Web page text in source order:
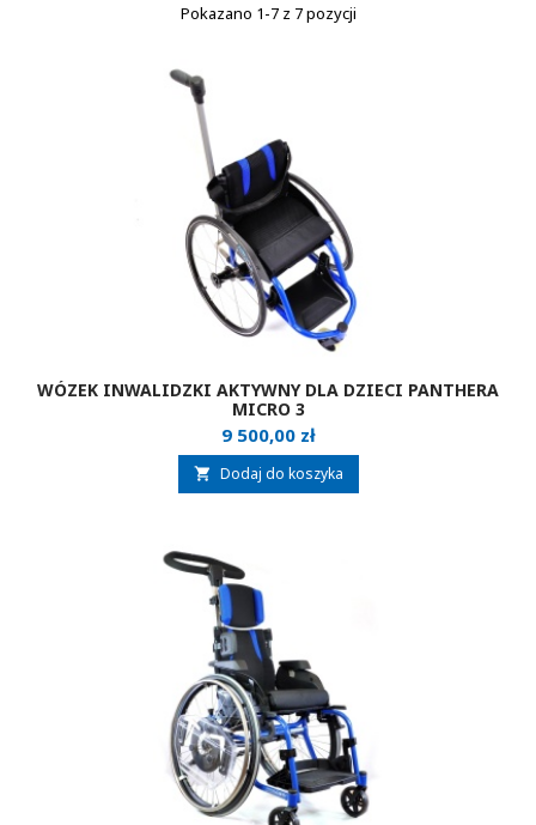
Pokazano 1-7 z 7 pozycji
WÓZEK INWALIDZKI AKTYWNY DLA DZIECI PANTHERA
MICRO 3
Cena
9 500,00 zł
 Dodaj do koszyka